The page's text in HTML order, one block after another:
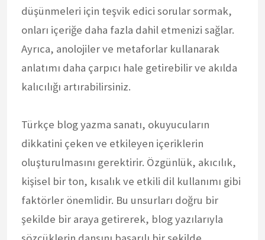
düşünmeleri için teşvik edici sorular sormak,
onları içeriğe daha fazla dahil etmenizi sağlar.
Ayrıca, anolojiler ve metaforlar kullanarak
anlatımı daha çarpıcı hale getirebilir ve akılda
kalıcılığı artırabilirsiniz.
Türkçe blog yazma sanatı, okuyucuların
dikkatini çeken ve etkileyen içeriklerin
oluşturulmasını gerektirir. Özgünlük, akıcılık,
kişisel bir ton, kısalık ve etkili dil kullanımı gibi
faktörler önemlidir. Bu unsurları doğru bir
şekilde bir araya getirerek, blog yazılarıyla